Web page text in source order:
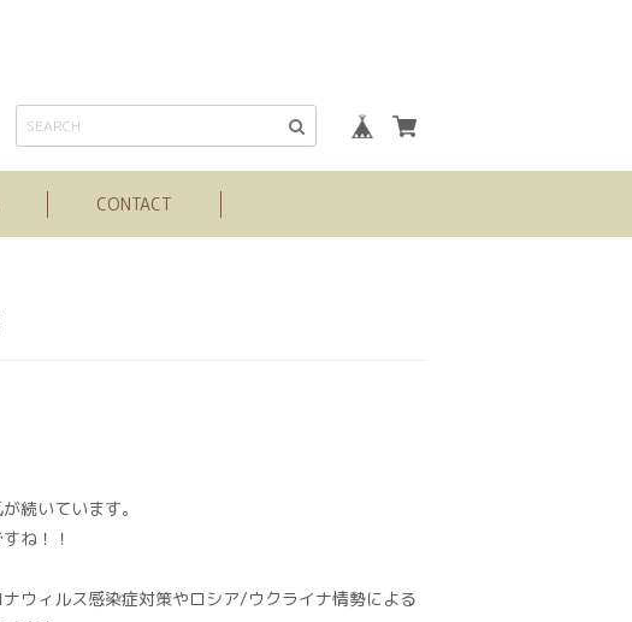
CONTACT
続いています。
ね！！
ウィルス感染症対策やロシア/ウクライナ情勢による